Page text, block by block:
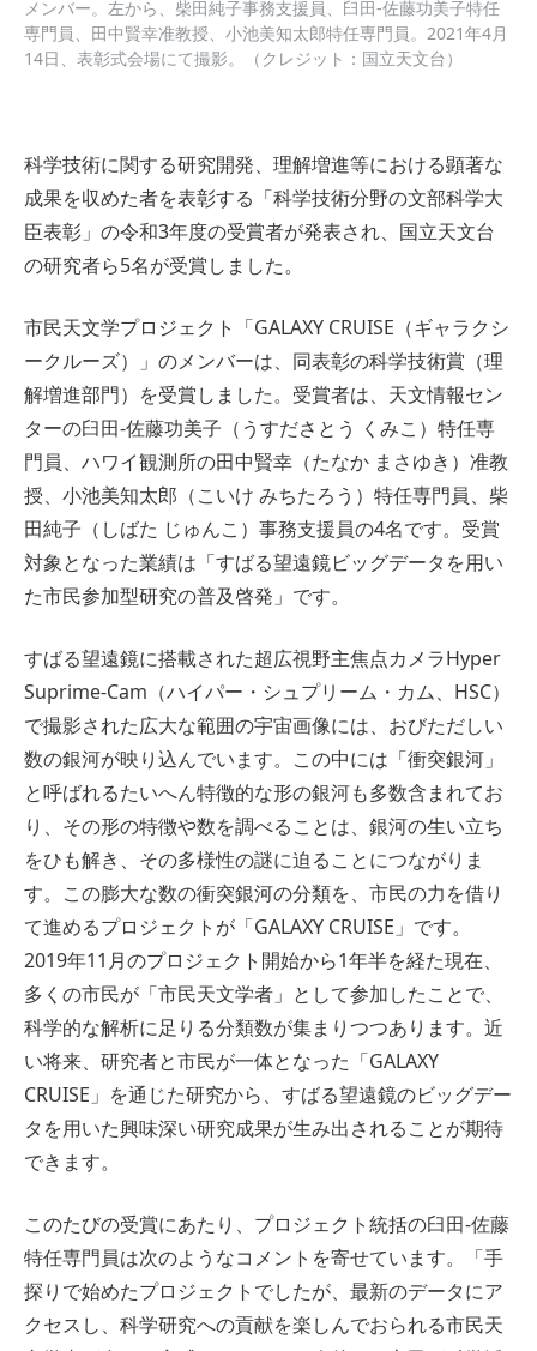
メンバー。左から、柴田純子事務支援員、臼田-佐藤功美子特任
専門員、田中賢幸准教授、小池美知太郎特任専門員。2021年4月
14日、表彰式会場にて撮影。（クレジット：国立天文台）
科学技術に関する研究開発、理解増進等における顕著な
成果を収めた者を表彰する「科学技術分野の文部科学大
臣表彰」の令和3年度の受賞者が発表され、国立天文台
の研究者ら5名が受賞しました。
市民天文学プロジェクト「GALAXY CRUISE（ギャラクシ
ークルーズ）」のメンバーは、同表彰の科学技術賞（理
解増進部門）を受賞しました。受賞者は、天文情報セン
ターの臼田-佐藤功美子（うすださとう くみこ）特任専
門員、ハワイ観測所の田中賢幸（たなか まさゆき）准教
授、小池美知太郎（こいけ みちたろう）特任専門員、柴
田純子（しばた じゅんこ）事務支援員の4名です。受賞
対象となった業績は「すばる望遠鏡ビッグデータを用い
た市民参加型研究の普及啓発」です。
すばる望遠鏡に搭載された超広視野主焦点カメラHyper
Suprime-Cam（ハイパー・シュプリーム・カム、HSC）
で撮影された広大な範囲の宇宙画像には、おびただしい
数の銀河が映り込んでいます。この中には「衝突銀河」
と呼ばれるたいへん特徴的な形の銀河も多数含まれてお
り、その形の特徴や数を調べることは、銀河の生い立ち
をひも解き、その多様性の謎に迫ることにつながりま
す。この膨大な数の衝突銀河の分類を、市民の力を借り
て進めるプロジェクトが「GALAXY CRUISE」です。
2019年11月のプロジェクト開始から1年半を経た現在、
多くの市民が「市民天文学者」として参加したことで、
科学的な解析に足りる分類数が集まりつつあります。近
い将来、研究者と市民が一体となった「GALAXY
CRUISE」を通じた研究から、すばる望遠鏡のビッグデー
タを用いた興味深い研究成果が生み出されることが期待
できます。
このたびの受賞にあたり、プロジェクト統括の臼田-佐藤
特任専門員は次のようなコメントを寄せています。「手
探りで始めたプロジェクトでしたが、最新のデータにア
クセスし、科学研究への貢献を楽しんでおられる市民天